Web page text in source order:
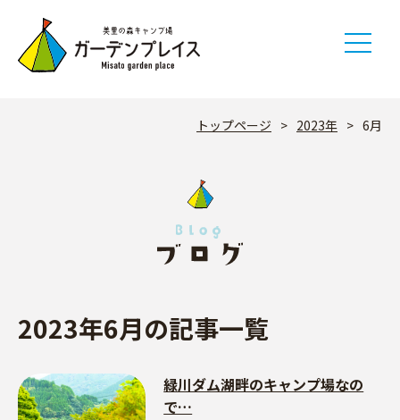
content
トップページ > 2023年 > 6月
2023年6月の記事一覧
緑川ダム湖畔のキャンプ場なの
で…